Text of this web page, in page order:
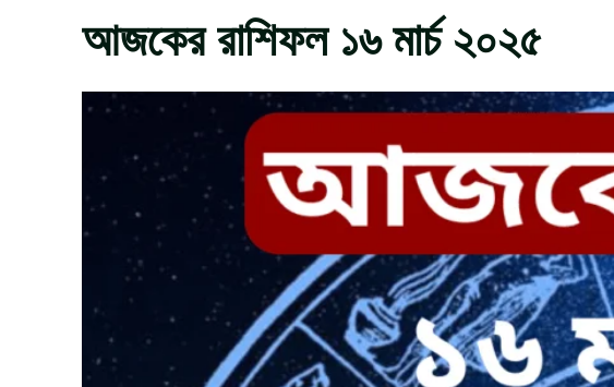
আজকের রাশিফল ১৬ মার্চ ২০২৫